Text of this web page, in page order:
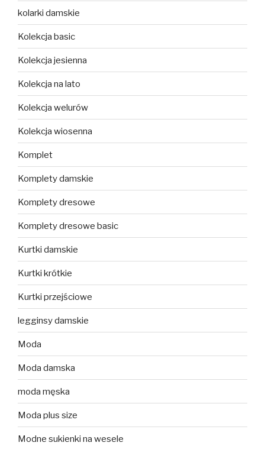
kolarki damskie
Kolekcja basic
Kolekcja jesienna
Kolekcja na lato
Kolekcja welurów
Kolekcja wiosenna
Komplet
Komplety damskie
Komplety dresowe
Komplety dresowe basic
Kurtki damskie
Kurtki krótkie
Kurtki przejściowe
legginsy damskie
Moda
Moda damska
moda męska
Moda plus size
Modne sukienki na wesele